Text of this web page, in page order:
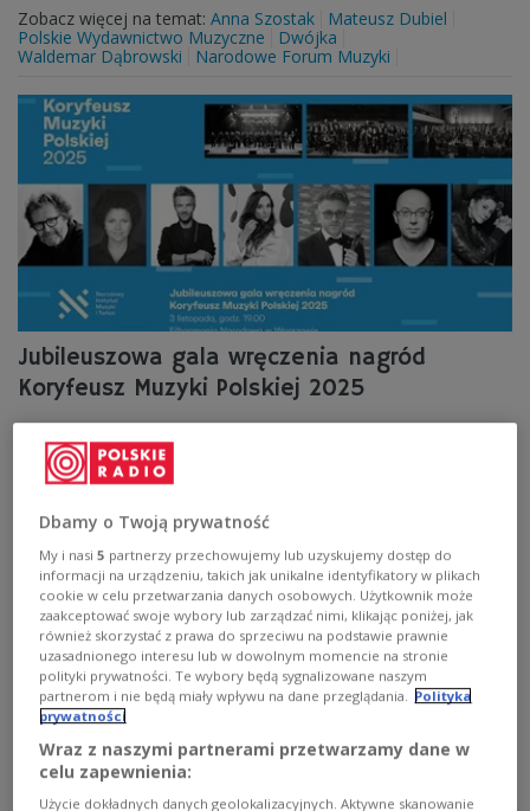
Zobacz więcej na temat: Anna Szostak
Mateusz Dubiel
Polskie Wydawnictwo Muzyczne
Dwójka
Waldemar Dąbrowski
Narodowe Forum Muzyki
Jubileuszowa gala wręczenia nagród
Koryfeusz Muzyki Polskiej 2025
Już wkrótce poznamy laureatów tegorocznej nagrody
polskiego środowiska muzycznego Koryfeusz Muzyki
Polskiej. Gala wręczenia nagród odbędzie się 3 listopada
Warszawie. To wyjątkowe święto polskiej muzyki
odbędzie się już po raz piętnasty.
Zobacz więcej na temat:Dwójka
muzyka klasyczna
MUZYKA
KULTURA
Dbamy o Twoją prywatność
My i nasi5 partnerzy przechowujemy lub uzyskujemy dostęp do
informacji na urządzeniu, takich jak unikalne identyfikatory w plikach
cookie w celu przetwarzania danych osobowych. Użytkownik może
zaakceptować swoje wybory lub zarządzać nimi, klikając poniżej, jak
również skorzystać z prawa do sprzeciwu na podstawie prawnie
uzasadnionego interesu lub w dowolnym momencie na stronie
polityki prywatności. Te wybory będą sygnalizowane naszym
partnerom i nie będą miały wpływu na dane przeglądania.
Polityka
prywatności
Wraz z naszymi partnerami przetwarzamy dane w
celu zapewnienia:
Użycie dokładnych danych geolokalizacyjnych. Aktywne skanowanie